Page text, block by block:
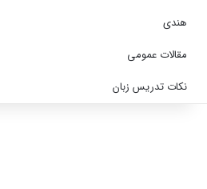
هندی
مقالات عمومی
نکات تدریس زبان